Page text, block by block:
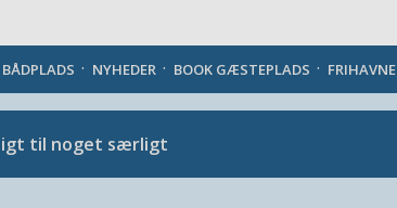
NYHEDER BOOK GÆSTEPLADS FRIHAVNE
til noget særligt